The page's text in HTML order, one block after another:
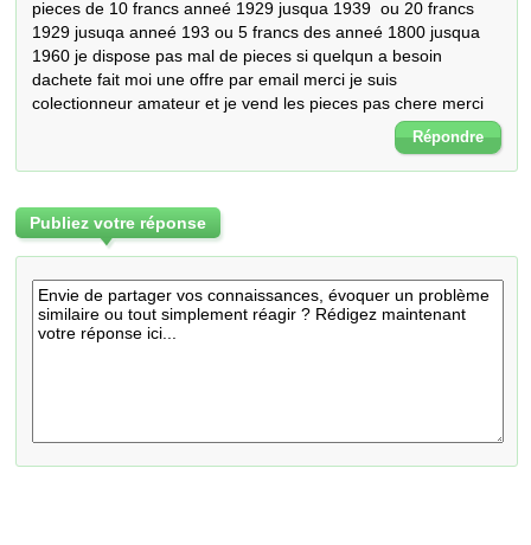
pieces de 10 francs anneé 1929 jusqua 1939  ou 20 francs
1929 jusuqa anneé 193 ou 5 francs des anneé 1800 jusqua
1960 je dispose pas mal de pieces si quelqun a besoin
dachete fait moi une offre par email merci je suis
colectionneur amateur et je vend les pieces pas chere merci
Répondre
Publiez votre réponse